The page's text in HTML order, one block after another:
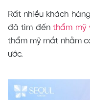
Rất nhiều khách
đã tìm đếnthẩm mỹ
thẩm mỹ mắt nhằm
ước.